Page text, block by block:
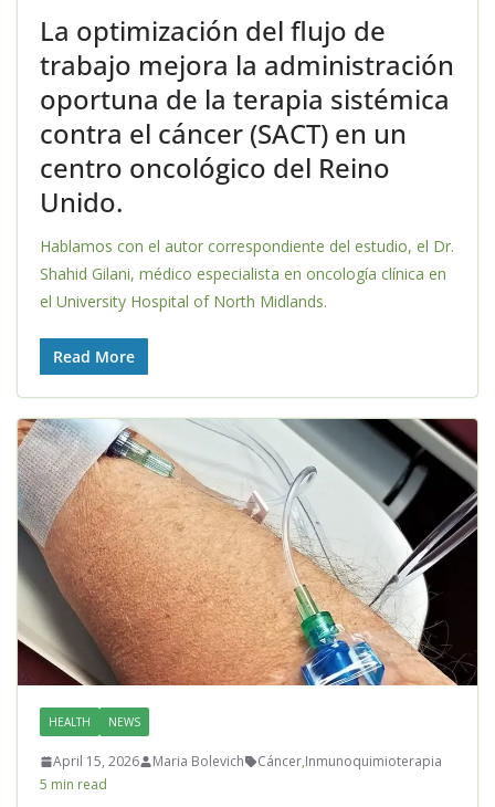
La optimización del flujo de
trabajo mejora la administración
oportuna de la terapia sistémica
contra el cáncer (SACT) en un
centro oncológico del Reino
Unido.
Hablamos con el autor correspondiente del estudio, el Dr.
Shahid Gilani, médico especialista en oncología clínica en
el University Hospital of North Midlands.
Read More
HEALTH NEWS
April 15, 2026 Maria Bolevich Cáncer,Inmunoquimioterapia
5 min read